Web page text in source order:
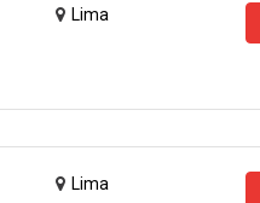
Lima
Lima